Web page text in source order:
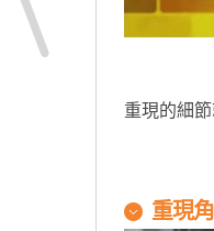
重現的細
重現